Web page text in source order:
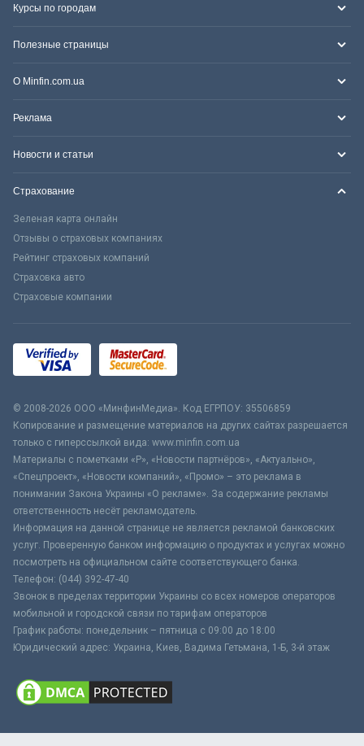
Курсы по городам
Полезные страницы
О Minfin.com.ua
Реклама
Новости и статьи
Страхование
Зеленая карта онлайн
Отзывы о страховых компаниях
Рейтинг страховых компаний
Страховка авто
Страховые компании
© 2008-2026 ООО «МинфинМедиа». Код ЕГРПОУ: 35506859
Копирование и размещение материалов на других сайтах разрешается
только с гиперссылкой вида: www.minfin.com.ua
Материалы с пометками «Р», «Новости партнёров», «Актуально»,
«Спецпроект», «Новости компаний», «Промо» – это реклама в
понимании Закона Украины «О рекламе». За содержание рекламы
ответственность несёт рекламодатель.
Информация на данной странице не является рекламой банковских
услуг. Проверенную банком информацию о продуктах и услугах можно
посмотреть на официальном сайте соответствующего банка.
Телефон: (044) 392-47-40
Звонок в пределах территории Украины со всех номеров операторов
мобильной и городской связи по тарифам операторов
График работы: понедельник – пятница с 09:00 до 18:00
Юридический адрес: Украина, Киев, Вадима Гетьмана, 1-Б, 3-й этаж